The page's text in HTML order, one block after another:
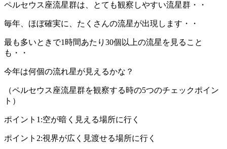
ペルセウス座流星群は、とても観察しやすい流星群・・
毎年、ほぼ確実に、たくさんの流星が出現します・・
最も多いときで1時間あたり30個以上の流星を見ること
も・・
今年は何個の流れ星が見えるかな？
（ペルセウス座流星群を観察する時の5つのチェックポイン
ト）
ポイント1:空が暗く見える場所に行く
ポイント2:視界が広く見渡せる場所に行く